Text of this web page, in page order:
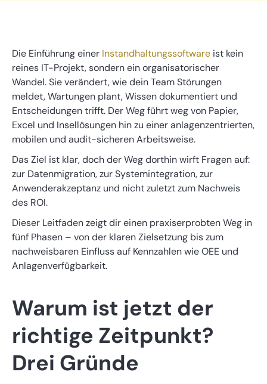
Die Einführung einer Instandhaltungssoftware ist kein
reines IT-Projekt, sondern ein organisatorischer
Wandel. Sie verändert, wie dein Team Störungen
meldet, Wartungen plant, Wissen dokumentiert und
Entscheidungen trifft. Der Weg führt weg von Papier,
Excel und Insellösungen hin zu einer anlagenzentrierten,
mobilen und audit-sicheren Arbeitsweise.
Das Ziel ist klar, doch der Weg dorthin wirft Fragen auf:
zur Datenmigration, zur Systemintegration, zur
Anwenderakzeptanz und nicht zuletzt zum Nachweis
des ROI.
Dieser Leitfaden zeigt dir einen praxiserprobten Weg in
fünf Phasen – von der klaren Zielsetzung bis zum
nachweisbaren Einfluss auf Kennzahlen wie OEE und
Anlagenverfügbarkeit.
Warum ist jetzt der
richtige Zeitpunkt?
Drei Gründe